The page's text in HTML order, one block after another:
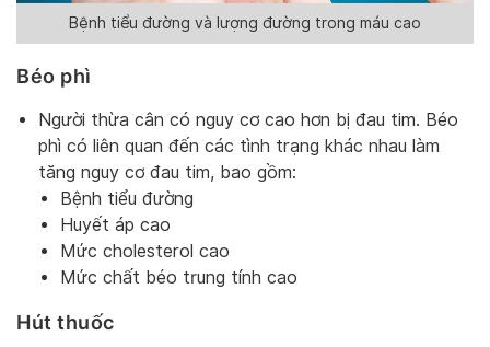
Bệnh tiểu đường và lượng đường trong máu cao
Béo phì
Người thừa cân có nguy cơ cao hơn bị đau tim. Béo
phì có liên quan đến các tình trạng khác nhau làm
tăng nguy cơ đau tim, bao gồm:
Bệnh tiểu đường
Huyết áp cao
Mức cholesterol cao
Mức chất béo trung tính cao
Hút thuốc